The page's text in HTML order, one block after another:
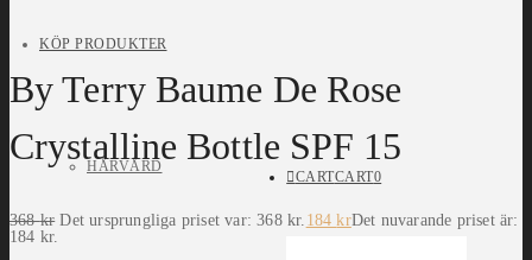
KÖP PRODUKTER
HÅRVÅRD
CARTCART0
By Terry Baume De Rose
Crystalline Bottle SPF 15
368kr Det ursprungliga priset var: 368 kr. 184krDet nuvarande priset är:
184 kr.